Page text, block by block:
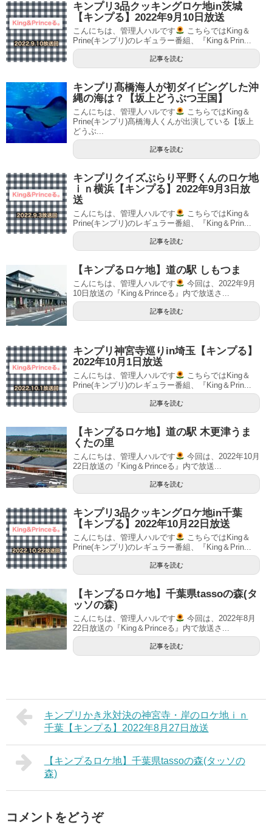
キンプリ3品クッキングロケ地in茨城
【キンプる】2022年9月10日放送
こんにちは、管理人ハルです
こちらではKing＆
Prine(キンプリ)のレギュラー番組、『King＆Prin...
記事を読む
キンプリ髙橋海人が初ダイビングした沖
縄の海は？【坂上どうぶつ王国】
こんにちは、管理人ハルです
こちらではKing＆
Prine(キンプリ)髙橋海人くんが出演している【坂上
どうぶ...
記事を読む
キンプリクイズぶらり平野くんのロケ地
ｉｎ横浜【キンプる】2022年9月3日放
送
こんにちは、管理人ハルです
こちらではKing＆
Prine(キンプリ)のレギュラー番組、『King＆Prin...
記事を読む
【キンプるロケ地】道の駅 しもつま
こんにちは、管理人ハルです
今回は、2022年9月
10日放送の『King＆Princeる』内で放送さ...
記事を読む
キンプリ神宮寺巡りin埼玉【キンプる】
2022年10月1日放送
こんにちは、管理人ハルです
こちらではKing＆
Prine(キンプリ)のレギュラー番組、『King＆Prin...
記事を読む
【キンプるロケ地】道の駅 木更津うま
くたの里
こんにちは、管理人ハルです
今回は、2022年10月
22日放送の『King＆Princeる』内で放送...
記事を読む
キンプリ3品クッキングロケ地in千葉
【キンプる】2022年10月22日放送
こんにちは、管理人ハルです
こちらではKing＆
Prine(キンプリ)のレギュラー番組、『King＆Prin...
記事を読む
【キンプるロケ地】千葉県tassoの森(タ
ッソの森)
こんにちは、管理人ハルです
今回は、2022年8月
22日放送の『King＆Princeる』内で放送さ...
記事を読む
キンプリかき氷対決の神宮寺・岸のロケ地ｉｎ
千葉【キンプる】2022年8月27日放送
【キンプるロケ地】千葉県tassoの森(タッソの
森)
コメントをどうぞ